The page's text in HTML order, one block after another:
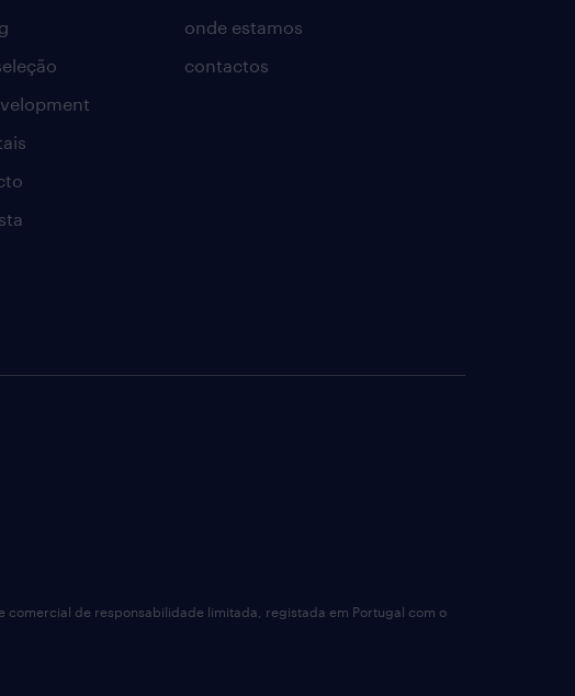
onde estamos
contactos
comercial de responsabilidade limitada, registada em Portugal com o